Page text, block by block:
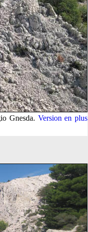
Gnesda. Version en plus